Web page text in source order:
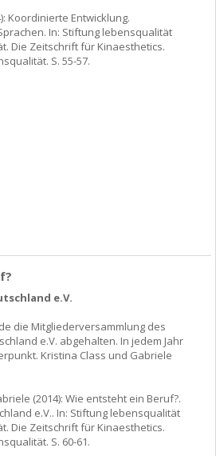
Koordinierte Entwicklung.
In: Stiftung lebensqualität
Die Zeitschrift für Kinaesthetics.
S. 55-57.
e.V.
die Mitgliederversammlung des
e.V. abgehalten. In jedem Jahr
Kristina Class und Gabriele
(2014): Wie entsteht ein Beruf?.
e.V.. In: Stiftung lebensqualität
Die Zeitschrift für Kinaesthetics.
S. 60-61.